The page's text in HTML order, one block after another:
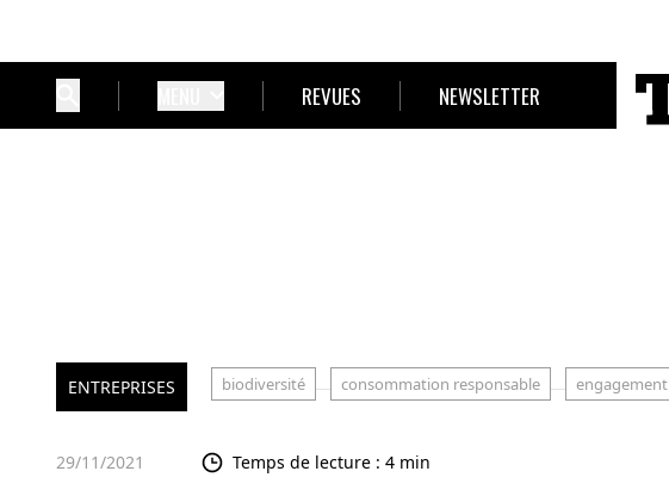
REVUES NEWSLETTER
ENTREPRISES biodiversité consommation responsable engagement
29/11/2021 Temps de lecture : 4 min